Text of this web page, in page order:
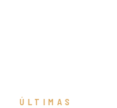
ÚLTIMAS